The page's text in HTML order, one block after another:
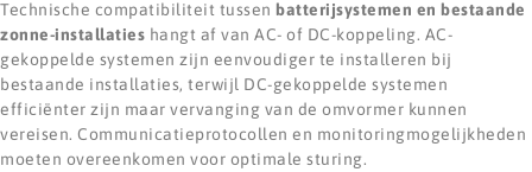
Technische compatibiliteit tussen batterijsystemen en bestaande
zonne-installaties hangt af van AC- of DC-koppeling. AC-
gekoppelde systemen zijn eenvoudiger te installeren bij
bestaande installaties, terwijl DC-gekoppelde systemen
efficiënter zijn maar vervanging van de omvormer kunnen
vereisen. Communicatieprotocollen en monitoringmogelijkheden
moeten overeenkomen voor optimale sturing.